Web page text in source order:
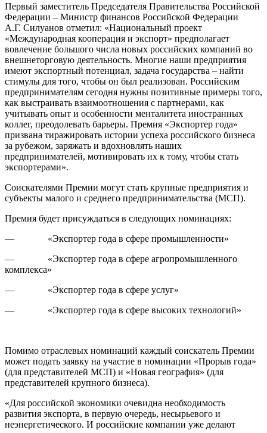
Первый заместитель Председателя Правительства Российской
Федерации – Министр финансов Российской Федерации
А.Г. Силуанов отметил: «Национальный проект
«Международная кооперация и экспорт» предполагает
вовлечение большого числа новых российских компаний во
внешнеторговую деятельность. Многие наши предприятия
имеют экспортный потенциал, задача государства – найти
стимулы для того, чтобы он был реализован. Российским
предпринимателям сегодня нужны позитивные примеры того,
как выстраивать взаимоотношения с партнерами, как
учитывать опыт и особенности менталитета иностранных
коллег, преодолевать барьеры. Премия «Экспортер года»
призвана тиражировать истории успеха российского бизнеса
за рубежом, заряжать и вдохновлять наших
предпринимателей, мотивировать их к тому, чтобы стать
экспортерами».
Соискателями Премии могут стать крупные предприятия и
субъекты малого и среднего предпринимательства (МСП).
Премия будет присуждаться в следующих номинациях:
— «Экспортер года в сфере промышленности»
— «Экспортер года в сфере агропромышленного
комплекса»
— «Экспортер года в сфере услуг»
— «Экспортер года в сфере высоких технологий»
Помимо отраслевых номинаций каждый соискатель Премии
может подать заявку на участие в номинации «Прорыв года»
(для представителей МСП) и «Новая география» (для
представителей крупного бизнеса).
«Для российской экономики очевидна необходимость
развития экспорта, в первую очередь, несырьевого и
неэнергетического. И российские компании уже делают